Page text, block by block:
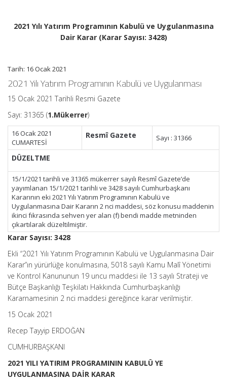
2021 Yılı Yatırım Programının Kabulü ve Uygulanmasına
Dair Karar (Karar Sayısı: 3428)
Tarih: 16 Ocak 2021
2021 Yılı Yatırım Programının Kabulü ve Uygulanması
15 Ocak 2021 Tarihli Resmi Gazete
Sayı: 31365 (1.Mükerrer)
16 Ocak 2021
CUMARTESİ
Resmî Gazete Sayı : 31366
DÜZELTME
15/1/2021 tarihli ve 31365 mükerrer sayılı Resmî Gazete’de
yayımlanan 15/1/2021 tarihli ve 3428 sayılı Cumhurbaşkanı
Kararının eki 2021 Yılı Yatırım Programının Kabulü ve
Uygulanmasına Dair Kararın 2 nci maddesi, söz konusu maddenin
ikinci fıkrasında sehven yer alan (f) bendi madde metninden
çıkartılarak düzeltilmiştir.
Karar Sayısı: 3428
Ekli “2021 Yılı Yatırım Programının Kabulü ve Uygulanmasına Dair
Karar”ın yürürlüğe konulmasına, 5018 sayılı Kamu Malî Yönetimi
ve Kontrol Kanununun 19 uncu maddesi ile 13 sayılı Strateji ve
Bütçe Başkanlığı Teşkilatı Hakkında Cumhurbaşkanlığı
Kararnamesinin 2 nci maddesi gereğince karar verilmiştir.
15 Ocak 2021
Recep Tayyip ERDOĞAN
CUMHURBAŞKANI
2021 YILI YATIRIM PROGRAMININ KABULÜ YE
UYGULANMASINA DAİR KARAR